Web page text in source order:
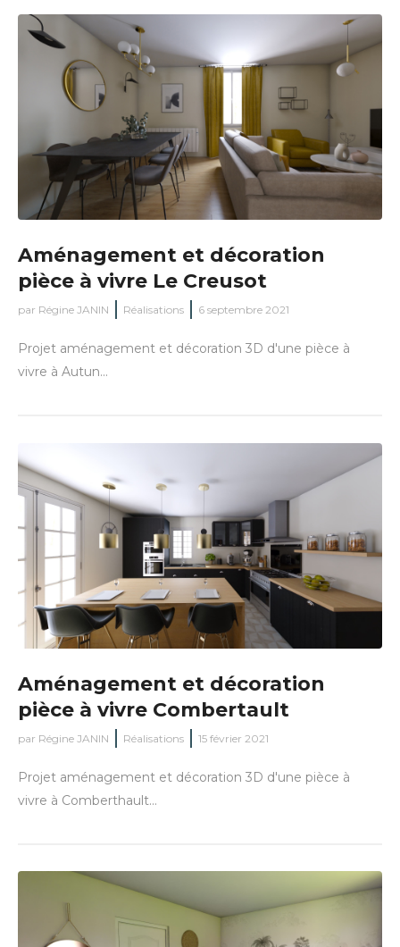
Aménagement et décoration
pièce à vivre Le Creusot
par Régine JANIN Réalisations 6 septembre 2021
Projet aménagement et décoration 3D d'une pièce à
vivre à Autun...
Aménagement et décoration
pièce à vivre Combertault
par Régine JANIN Réalisations 15 février 2021
Projet aménagement et décoration 3D d'une pièce à
vivre à Comberthault...